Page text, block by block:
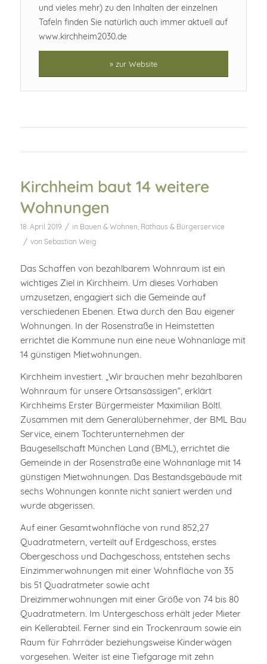
und vieles mehr) zu den Inhalten der einzelnen
Tafeln finden Sie natürlich auch immer aktuell auf
www.kirchheim2030.de
» zur Website
Kirchheim baut 14 weitere
Wohnungen
18. April 2019 / in Bauen & Wohnen, Rathaus & Bürgerservice
/ von Sebastian Weig
Das Schaffen von bezahlbarem Wohnraum ist ein
wichtiges Ziel in Kirchheim. Um dieses Vorhaben
umzusetzen, engagiert sich die Gemeinde auf
verschiedenen Ebenen. Etwa durch den Bau eigener
Wohnungen. In der Rosenstraße in Heimstetten
errichtet die Kommune nun eine neue Wohnanlage mit
14 günstigen Mietwohnungen.
Kirchheim investiert. „Wir brauchen mehr bezahlbaren
Wohnraum für unsere Ortsansässigen“, erklärt
Kirchheims Erster Bürgermeister Maximilian Böltl.
Zusammen mit dem Generalübernehmer, der BML Bau
Service, einem Tochterunternehmen der
Baugesellschaft München Land (BML), errichtet die
Gemeinde in der Rosenstraße eine Wohnanlage mit 14
günstigen Mietwohnungen. Das Bestandsgebäude mit
sechs Wohnungen konnte nicht saniert werden und
wurde abgerissen.
Auf einer Gesamtwohnfläche von rund 852,27
Quadratmetern, verteilt auf Erdgeschoss, erstes
Obergeschoss und Dachgeschoss, entstehen sechs
Einzimmerwohnungen mit einer Wohnfläche von 35
bis 51 Quadratmeter sowie acht
Dreizimmerwohnungen mit einer Größe von 74 bis 80
Quadratmetern. Im Untergeschoss erhält jeder Mieter
ein Kellerabteil. Ferner sind ein Trockenraum sowie ein
Raum für Fahrräder beziehungsweise Kinderwägen
vorgesehen. Weiter ist eine Tiefgarage mit zehn